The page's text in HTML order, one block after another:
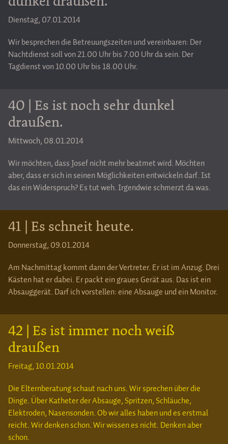
Dienstag, 07.01.2014
Wir besprechen die Betreuungszeiten und vereinbaren: Der
Nachtdienst soll von 21.00 Uhr bis 7.00 Uhr da sein. Der
Tagdienst von 10.00 Uhr bis 18.00 Uhr.
40 | Es ist noch sehr dunkel
draußen.
Mittwoch, 08.01.2014
Wir möchten, dass Josef nicht mehr beatmet wird. Möchten
aber, dass er sich in seinen Möglichkeiten entwickeln darf. Ist
das ein Widerspruch? Es tut weh. Irgendwie schmerzt da was.
41 | Es schneit heute.
Donnerstag, 09.01.2014
Am Nachmittag kommt dann der Vertreter. Er ist im Anzug. Drei
Kästen hat er dabei. Er packt ein graues Gerät aus. Das ist ein
Absauggerät. Darf ich vorstellen: eine Absauge und ein Monitor.
42 | Es ist immer noch weiß
draußen
Freitag, 10.01.2014
Die Elternberatung schaut nach uns. Wir sprechen über die
Dinge. Über Katheter der Absauge, Spritzen, Schläuche,
Elektroden, Nasensonden. Ob wir alles haben und es erstmal
reicht. Wir denken schon. Wir wissen es nicht. Denken aber
schon.